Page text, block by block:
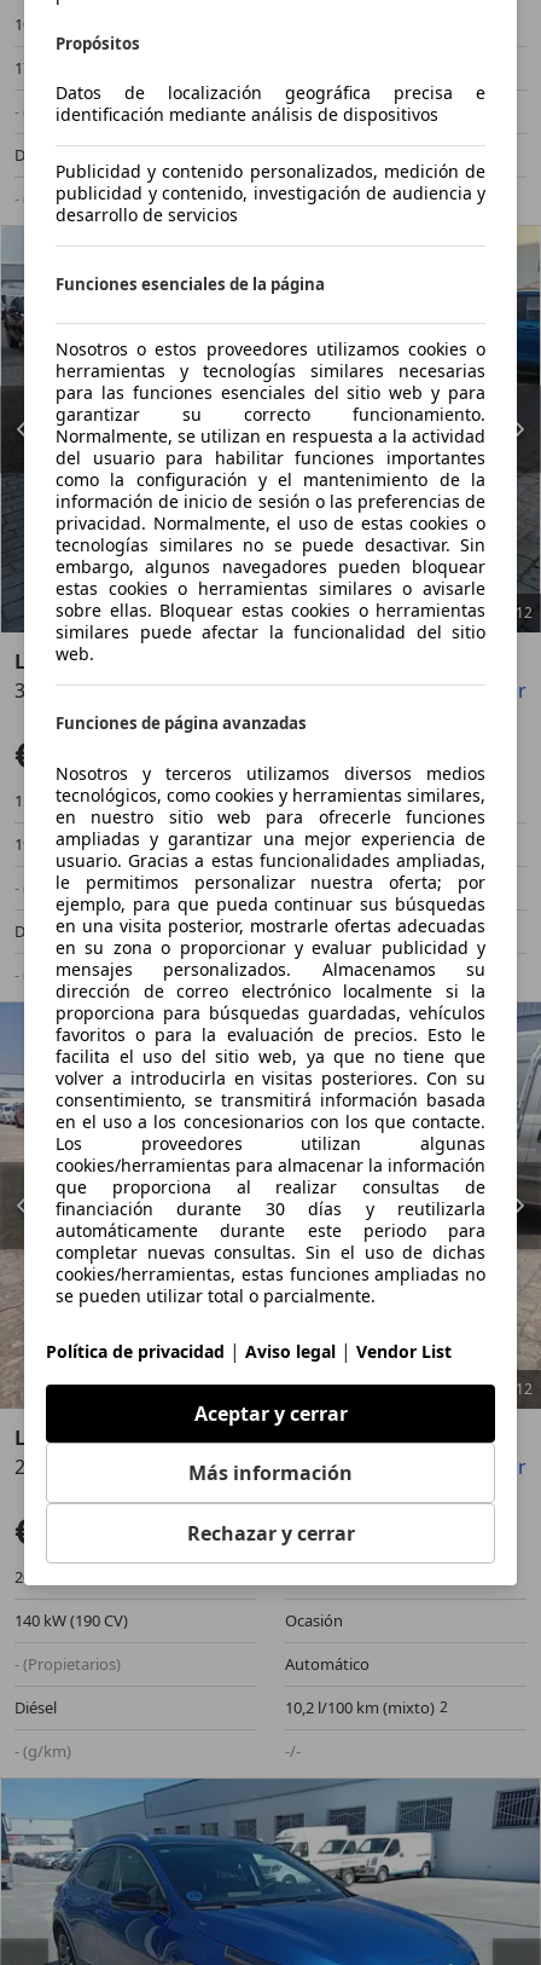
105.449 km
177 kW (241 CV)
- (Propietarios)
Automático
Diésel
- (g/km)
-/-
Anterior
12
Land Rover Range Rover Sport
3.0TDV6 HSE Aut.
Guardar Compartir
€ 22.000
154.918 km
08/2014
190 kW (258 CV)
Ocasión
- (Propietarios)
Automático
Diésel
6,9 l/100 km (mixto)
- (g/km)
-/-
Anterior
12
Land Rover Range Rover Sport
2.7TDV6 SE Aut.
Guardar Compartir
€ 9.900 Buen precio
209.886 km
140 kW (190 CV)
Ocasión
- (Propietarios)
Automático
Diésel
10,2 l/100 km (mixto)
- (g/km)
-/-
Propósitos
Datos de localización geográfica precisa e
identificación mediante análisis de dispositivos
Publicidad y contenido personalizados, medición de
publicidad y contenido, investigación de audiencia y
desarrollo de servicios
Funciones esenciales de la página
Nosotros o estos proveedores utilizamos cookies o
herramientas y tecnologías similares necesarias
para las funciones esenciales del sitio web y para
garantizar su correcto funcionamiento.
Normalmente, se utilizan en respuesta a la actividad
del usuario para habilitar funciones importantes
como la configuración y el mantenimiento de la
información de inicio de sesión o las preferencias de
privacidad. Normalmente, el uso de estas cookies o
tecnologías similares no se puede desactivar. Sin
embargo, algunos navegadores pueden bloquear
estas cookies o herramientas similares o avisarle
sobre ellas. Bloquear estas cookies o herramientas
similares puede afectar la funcionalidad del sitio
web.
Funciones de página avanzadas
Nosotros y terceros utilizamos diversos medios
tecnológicos, como cookies y herramientas similares,
en nuestro sitio web para ofrecerle funciones
ampliadas y garantizar una mejor experiencia de
usuario. Gracias a estas funcionalidades ampliadas,
le permitimos personalizar nuestra oferta; por
ejemplo, para que pueda continuar sus búsquedas
en una visita posterior, mostrarle ofertas adecuadas
en su zona o proporcionar y evaluar publicidad y
mensajes personalizados. Almacenamos su
dirección de correo electrónico localmente si la
proporciona para búsquedas guardadas, vehículos
favoritos o para la evaluación de precios. Esto le
facilita el uso del sitio web, ya que no tiene que
volver a introducirla en visitas posteriores. Con su
consentimiento, se transmitirá información basada
en el uso a los concesionarios con los que contacte.
Los proveedores utilizan algunas
cookies/herramientas para almacenar la información
que proporciona al realizar consultas de
financiación durante 30 días y reutilizarla
automáticamente durante este periodo para
completar nuevas consultas. Sin el uso de dichas
cookies/herramientas, estas funciones ampliadas no
se pueden utilizar total o parcialmente.
Política de privacidad | Aviso legal | Vendor List
Aceptar y cerrar
Más información
Rechazar y cerrar